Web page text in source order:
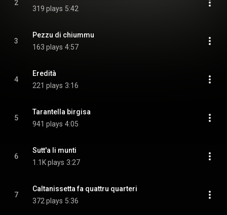
2
319 plays 5:42
3
Pezzu di chiummu
163 plays 4:57
4
Eredità
221 plays 3:16
5
Tarantella birgisa
941 plays 4:05
6
Sutt'a li munti
1.1K plays 3:27
7
Caltanissetta fa quattru quarteri
372 plays 5:36